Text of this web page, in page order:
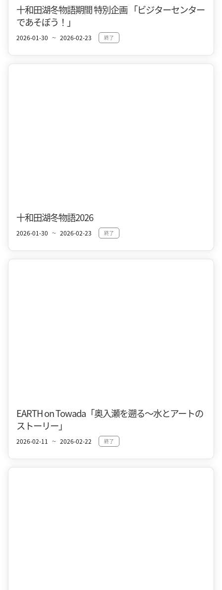
十和田湖冬物語期間 特別企画 「ビジターセンター
であそぼう！」
2026-01-30 〜 2026-02-23 終了
十和田湖冬物語2026
2026-01-30 〜 2026-02-23 終了
EARTH on Towada「奥入瀬を遡る〜水とアートの
ストーリー」
2026-02-11 〜 2026-02-22 終了